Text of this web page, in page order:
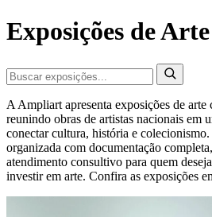
Exposições de Arte
A Ampliart apresenta exposições de arte
reunindo obras de artistas nacionais em
conectar cultura, história e
organizada com documentação
atendimento consultivo para quem
investir em arte. Confira as exposições